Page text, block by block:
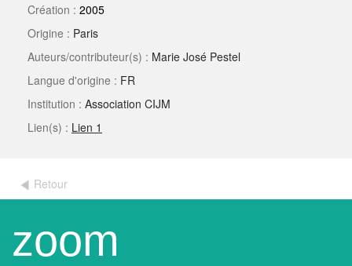
Création : 2005
Origine : Paris
Auteurs/contributeur(s) : Marie José Pestel
Langue d'origine : FR
Institution : Association CIJM
Lien(s) : Lien 1
Retour
zoom